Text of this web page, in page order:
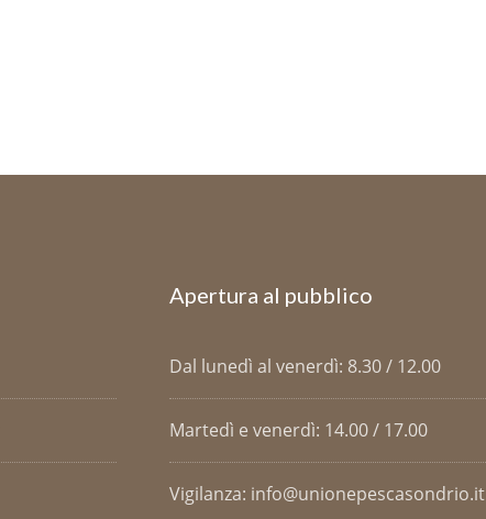
Apertura al pubblico
Dal lunedì al venerdì: 8.30 / 12.00
Martedì e venerdì: 14.00 / 17.00
Vigilanza: info@unionepescasondrio.it